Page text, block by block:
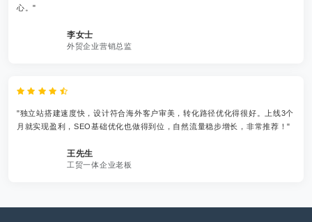
心。"
李女士
外贸企业营销总监
"独立站搭建速度快，设计符合海外客户审美，转化路径优化得很好。上线3个
月就实现盈利，SEO基础优化也做得到位，自然流量稳步增长，非常推荐！"
王先生
工贸一体企业老板